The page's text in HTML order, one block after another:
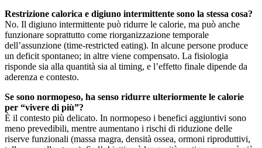
Restrizione calorica e digiuno intermittente sono la stessa cosa?
No. Il digiuno intermittente può ridurre le calorie, ma può anche
funzionare soprattutto come riorganizzazione temporale
dell’assunzione (time-restricted eating). In alcune persone produce
un deficit spontaneo; in altre viene compensato. La fisiologia
risponde sia alla quantità sia al timing, e l’effetto finale dipende da
aderenza e contesto.
Se sono normopeso, ha senso ridurre ulteriormente le calorie
per “vivere di più”?
È il contesto più delicato. In normopeso i benefici aggiuntivi sono
meno prevedibili, mentre aumentano i rischi di riduzione delle
riserve funzionali (massa magra, densità ossea, ormoni riproduttivi,